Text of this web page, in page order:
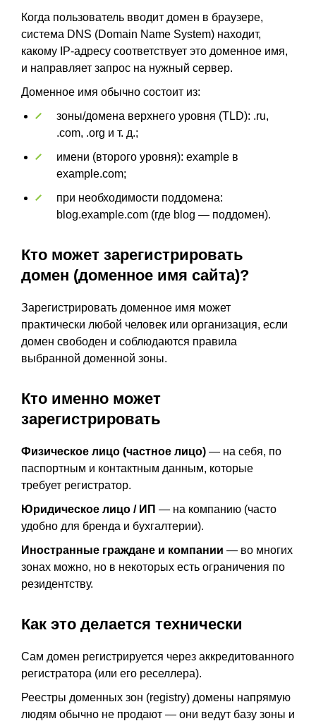
Когда пользователь вводит домен в браузере,
система DNS (Domain Name System) находит,
какому IP-адресу соответствует это доменное имя,
и направляет запрос на нужный сервер.
Доменное имя обычно состоит из:
зоны/домена верхнего уровня (TLD): .ru,
.com, .org и т. д.;
имени (второго уровня): example в
example.com;
при необходимости поддомена:
blog.example.com (где blog — поддомен).
Кто может зарегистрировать
домен (доменное имя сайта)?
Зарегистрировать доменное имя может
практически любой человек или организация, если
домен свободен и соблюдаются правила
выбранной доменной зоны.
Кто именно может
зарегистрировать
Физическое лицо (частное лицо) — на себя, по
паспортным и контактным данным, которые
требует регистратор.
Юридическое лицо / ИП — на компанию (часто
удобно для бренда и бухгалтерии).
Иностранные граждане и компании — во многих
зонах можно, но в некоторых есть ограничения по
резидентству.
Как это делается технически
Сам домен регистрируется через аккредитованного
регистратора (или его реселлера).
Реестры доменных зон (registry) домены напрямую
людям обычно не продают — они ведут базу зоны и